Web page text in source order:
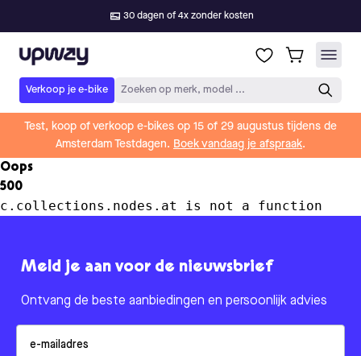
30 dagen of 4x zonder kosten
Upway
Verkoop je e-bike Zoeken op merk, model ...
Test, koop of verkoop e-bikes op 15 of 29 augustus tijdens de
Amsterdam Testdagen. Boek vandaag je afspraak.
Oops
500
c.collections.nodes.at is not a function
Meld je aan voor de nieuwsbrief
Ontvang de beste aanbiedingen en persoonlijk advies